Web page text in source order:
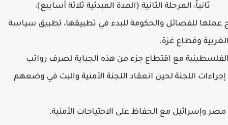
ثانياً: المرحلة الثانية (المدة المبدئية ثلاثة أسابيع):
عملها للفصائل والحكومة للبدء في تطبيقها، تطبيق سياسة
وقطاع غزة.
مع اقتطاع جزء من هذه الجباية لصرف رواتب
اللجنة لحين انعقاد اللجنة الأمنية والبت في وضعهم
وإسرائيل مع الحفاظ على الاحتياجات الأمنية.